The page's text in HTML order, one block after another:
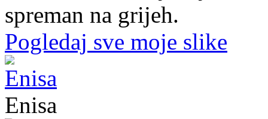
spreman na grijeh.
Pogledaj sve moje slike
Enisa